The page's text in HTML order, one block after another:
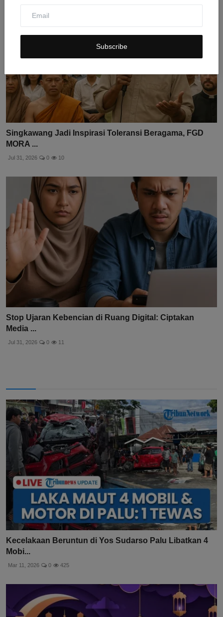
Subscribe
Singkawang Jadi Inspirasi Toleransi Beragama, FGD
MORA ...
Jul 31, 2026 0 10
Stop Ujaran Kebencian di Ruang Digital: Ciptakan
Media ...
Jul 31, 2026 0 11
Kecelakaan Beruntun di Yos Sudarso Palu Libatkan 4
Mobi...
Mar 11, 2026 0 425